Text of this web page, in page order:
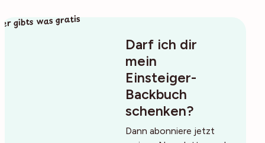
Darf ich dir
mein
Einsteiger-
Backbuch
schenken?
Dann abonniere jetzt
gibts was gratis